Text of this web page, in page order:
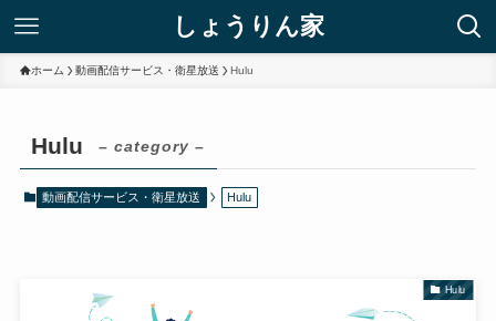
しょうりん家
ホーム 動画配信サービス・衛星放送 Hulu
Hulu – category –
動画配信サービス・衛星放送 Hulu
Hulu